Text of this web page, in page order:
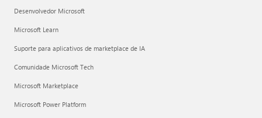
Desenvolvedor Microsoft
Microsoft Learn
Suporte para aplicativos de marketplace de IA
Comunidade Microsoft Tech
Microsoft Marketplace
Microsoft Power Platform